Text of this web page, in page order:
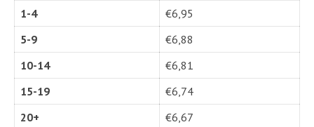
1-4
€6,95
5-9
€6,88
10-14
€6,81
15-19
€6,74
20+
€6,67